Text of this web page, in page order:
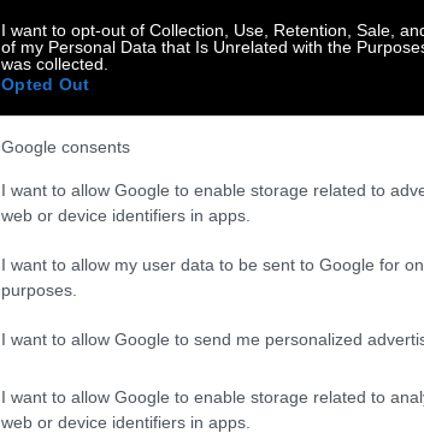
I want to opt-out of Collection, Use, Retention, Sale,
of my Personal Data that Is Unrelated with the
was collected.
Opted Out
Google consents
I want to allow Google to enable storage related to
web or device identifiers in apps.
I want to allow my user data to be sent to Google for
purposes.
I want to allow Google to send me personalized
I want to allow Google to enable storage related to
web or device identifiers in apps.